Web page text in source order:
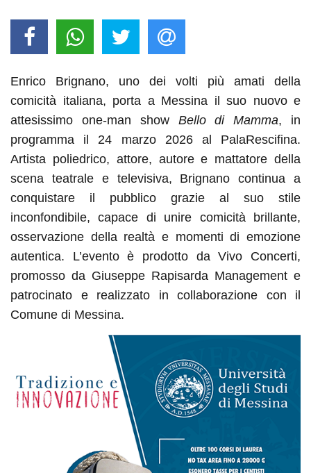
Enrico Brignano, uno dei volti più amati della
comicità italiana, porta a Messina il suo nuovo e
attesissimo one-man show Bello di Mamma, in
programma il 24 marzo 2026 al PalaRescifina.
Artista poliedrico, attore, autore e mattatore della
scena teatrale e televisiva, Brignano continua a
conquistare il pubblico grazie al suo stile
inconfondibile, capace di unire comicità brillante,
osservazione della realtà e momenti di emozione
autentica. L’evento è prodotto da Vivo Concerti,
promosso da Giuseppe Rapisarda Management e
patrocinato e realizzato in collaborazione con il
Comune di Messina.